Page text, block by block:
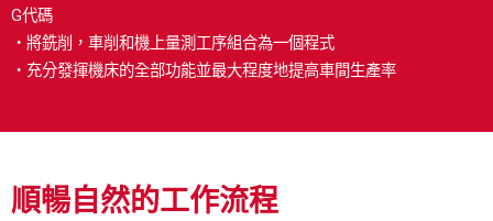
G代碼
・將銑削，車削和機上量測工序組合為一個程式
・充分發揮機床的全部功能並最大程度地提高車間生產率
順暢自然的工作流程
加工廠